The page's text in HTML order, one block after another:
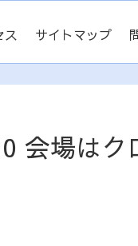
ス サイトマップ
会場はク